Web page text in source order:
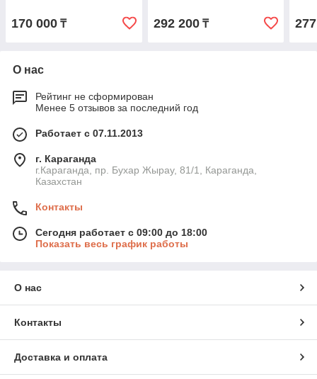
170 000 ₸ 292 200₸
О нас
Рейтинг не сформирован
Менее 5 отзывов за последний год
Работает с 07.11.2013
г. Караганда
г.Караганда, пр. Бухар Жырау, 81/1, Караганда,
Казахстан
Контакты
Сегодня работает с 09:00 до 18:00
Показать весь график работы
О нас
Контакты
Доставка и оплата